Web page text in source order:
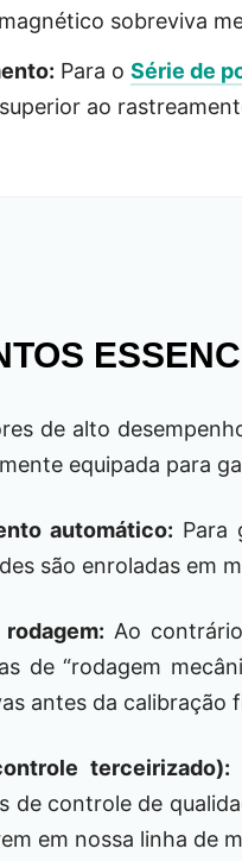
sobreviva
Para o Série de
ao
de alto
equipada para
automático: Para
são enroladas em
Ao
de “rodagem
antes da calibração
terceirizado):
de controle de
em nossa linha de